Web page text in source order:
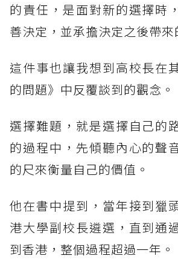
的責任，是面對新的選擇時
善決定，並承擔決定之後帶來
這件事也讓我想到高校長在
的問題》中反覆談到的觀念。
選擇難題，就是選擇自己的
的過程中，先傾聽內心的聲
的尺來衡量自己的價值。
他在書中提到，當年接到獵
港大學副校長遴選，直到通
到香港，整個過程超過一年。